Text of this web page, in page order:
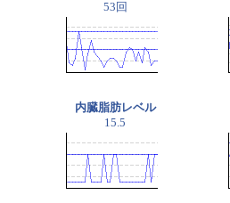
53回
内臓脂肪レベル
15.5